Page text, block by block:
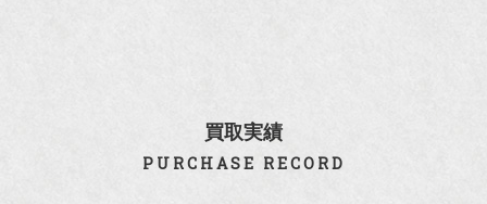
買取実績
PURCHASE RECORD